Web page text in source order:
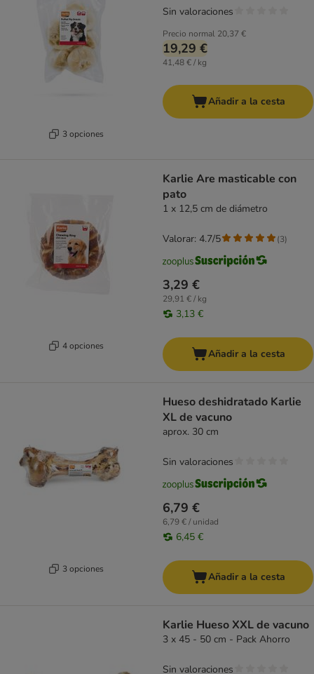
3 opciones
Precio normal 20,37 €
19,29 €
41,48 € / kg
Sin valoraciones
Añadir a la cesta
4 opciones
Karlie Are masticable con
pato
1 x 12,5 cm de diámetro
3,29 €
29,91 € / kg
3,13 €
Valorar: 4.7/5 (3)
Añadir a la cesta
3 opciones
Hueso deshidratado Karlie
XL de vacuno
aprox. 30 cm
6,79 €
6,79 € / unidad
6,45 €
Sin valoraciones
Añadir a la cesta
Karlie Hueso XXL de vacuno
3 x 45 - 50 cm - Pack Ahorro
Sin valoraciones